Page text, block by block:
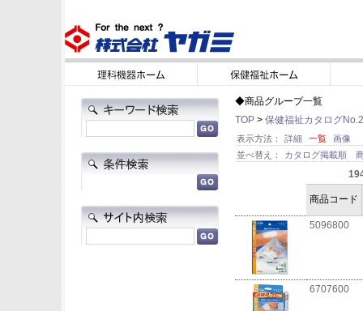
◆商品グループ一覧
TOP > 保健福祉カタログ
表示方法： 詳細 一覧
画像
並べ替え：
カタログ掲載順
商品コード
5096800
6707600